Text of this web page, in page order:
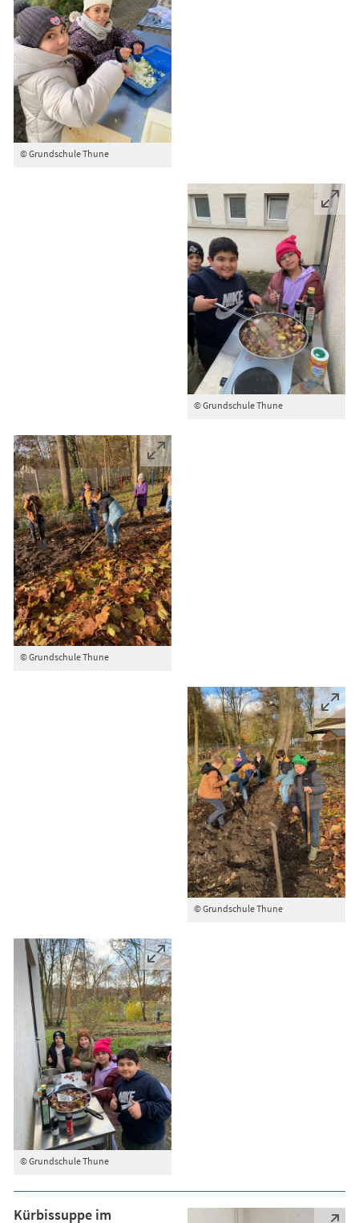
© Grundschule Thune
© Grundschule Thune
© Grundschule Thune
© Grundschule Thune
© Grundschule Thune
Kürbissuppe im